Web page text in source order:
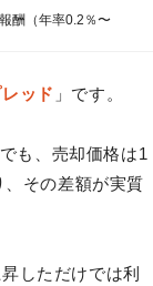
酬（年率0.2％〜
ッド 」です。
も、売却価格は1
その差額が実質
しただけでは利